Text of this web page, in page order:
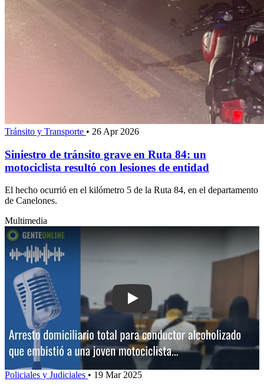
Tránsito y Transporte • 26 Apr 2026
Siniestro de tránsito grave en Ruta 84: un
motociclista resultó con lesiones de entidad
El hecho ocurrió en el kilómetro 5 de la Ruta 84, en el departamento
de Canelones.
Multimedia
Play: Arresto domiciliario total para
Policiales y Judiciales • 19 Mar 2025